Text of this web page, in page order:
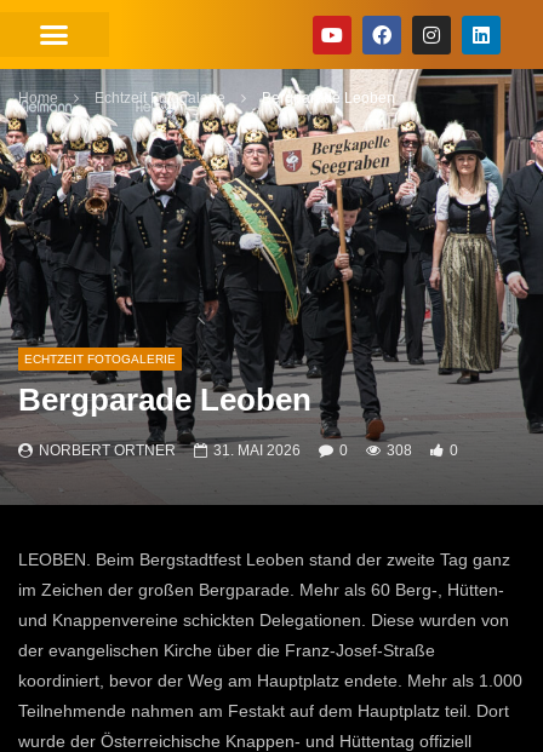
Home Echtzeit Fotogalerie Bergparade Leoben
ECHTZEIT FOTOGALERIE
Bergparade Leoben
NORBERT ORTNER 31. MAI 2026 0 308 0
LEOBEN. Beim Bergstadtfest Leoben stand der zweite Tag ganz
im Zeichen der großen Bergparade. Mehr als 60 Berg-, Hütten-
und Knappenvereine schickten Delegationen. Diese wurden von
der evangelischen Kirche über die Franz-Josef-Straße
koordiniert, bevor der Weg am Hauptplatz endete. Mehr als 1.000
Teilnehmende nahmen am Festakt auf dem Hauptplatz teil. Dort
wurde der Österreichische Knappen- und Hüttentag offiziell